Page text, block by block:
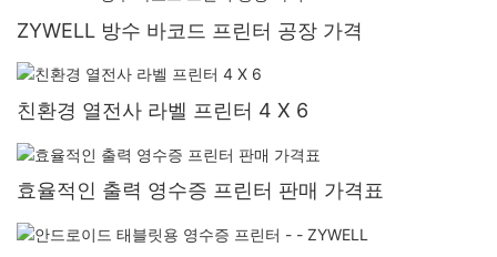
ZYWELL 방수 바코드 프린터 공장 가격
친환경 열전사 라벨 프린터 4 X 6
효율적인 출력 영수증 프린터 판매 가격표